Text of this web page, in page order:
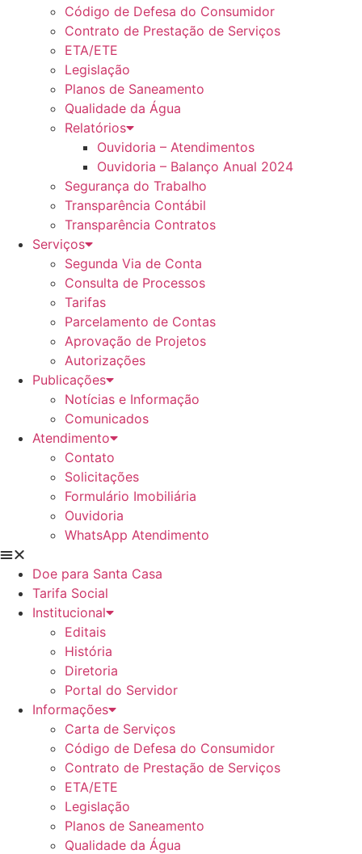
Código de Defesa do Consumidor
Contrato de Prestação de Serviços
ETA/ETE
Legislação
Planos de Saneamento
Qualidade da Água
Relatórios
Ouvidoria – Atendimentos
Ouvidoria – Balanço Anual 2024
Segurança do Trabalho
Transparência Contábil
Transparência Contratos
Serviços
Segunda Via de Conta
Consulta de Processos
Tarifas
Parcelamento de Contas
Aprovação de Projetos
Autorizações
Publicações
Notícias e Informação
Comunicados
Atendimento
Contato
Solicitações
Formulário Imobiliária
Ouvidoria
WhatsApp Atendimento
Doe para Santa Casa
Tarifa Social
Institucional
Editais
História
Diretoria
Portal do Servidor
Informações
Carta de Serviços
Código de Defesa do Consumidor
Contrato de Prestação de Serviços
ETA/ETE
Legislação
Planos de Saneamento
Qualidade da Água